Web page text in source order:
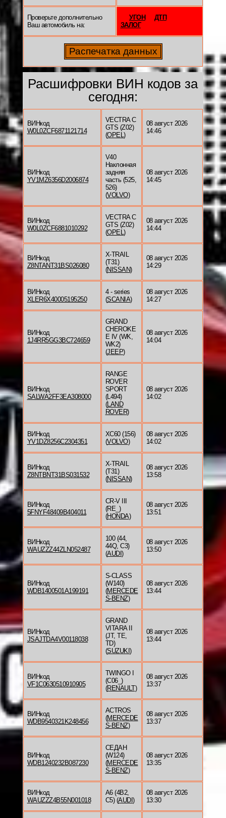
Проверьте дополнительно
Ваш автомобиль на:
УГОН
ДТП
ЗАЛОГ
Расшифровки ВИН кодов за
сегодня:
ВИНкод
W0L0ZCF6871121714
VECTRA C
GTS (Z02)
(OPEL)
08 август 2026
14:46
ВИНкод
YV1MZ6356D2006874
V40
Наклонная
задняя
часть (525,
526)
(VOLVO)
08 август 2026
14:45
ВИНкод
W0L0ZCF6881010292
VECTRA C
GTS (Z02)
(OPEL)
08 август 2026
14:44
ВИНкод
Z8NTANT31BS026080
X-TRAIL
(T31)
(NISSAN)
08 август 2026
14:29
ВИНкод
XLER6X40005195250
4 - series
(SCANIA)
08 август 2026
14:27
ВИНкод
1J4RR5GG3BC724659
GRAND
CHEROKE
E IV (WK,
WK2)
(JEEP)
08 август 2026
14:04
ВИНкод
SALWA2FF3EA308000
RANGE
ROVER
SPORT
(L494)
(LAND
ROVER)
08 август 2026
14:02
ВИНкод
YV1DZ8256C2304351
XC60 (156)
(VOLVO)
08 август 2026
14:02
ВИНкод
Z8NTBNT31BS031532
X-TRAIL
(T31)
(NISSAN)
08 август 2026
13:58
ВИНкод
5FNYF48409B404011
CR-V III
(RE_)
(HONDA)
08 август 2026
13:51
ВИНкод
WAUZZZ44ZLN052487
100 (44,
44Q, C3)
(AUDI )
08 август 2026
13:50
ВИНкод
WDB1400501A199191
S-CLASS
(W140)
(MERCEDE
S-BENZ)
08 август 2026
13:44
ВИНкод
JSAJTDA4V00118038
GRAND
VITARA II
(JT, TE,
TD)
(SUZUKI )
08 август 2026
13:44
ВИНкод
VF1C0630510910905
TWINGO I
(C06_)
(RENAULT)
08 август 2026
13:37
ВИНкод
WDB9540321K248456
ACTROS
(MERCEDE
S-BENZ)
08 август 2026
13:37
ВИНкод
WDB1240232B087230
СЕДАН
(W124)
(MERCEDE
S-BENZ)
08 август 2026
13:35
ВИНкод
WAUZZZ4B55N001018
A6 (4B2,
C5) (AUDI )
08 август 2026
13:30